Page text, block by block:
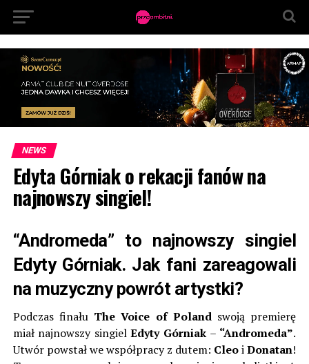
NEWS
Edyta Górniak o rekacji fanów na
najnowszy singiel!
“Andromeda” to najnowszy singiel
Edyty Górniak. Jak fani zareagowali
na muzyczny powrót artystki?
Podczas finału The Voice of Polandswoją premierę
miał najnowszy singielEdyty Górniak – “Andromeda”.
Utwór powstał we współpracy z dutem: CleoiDonatan!